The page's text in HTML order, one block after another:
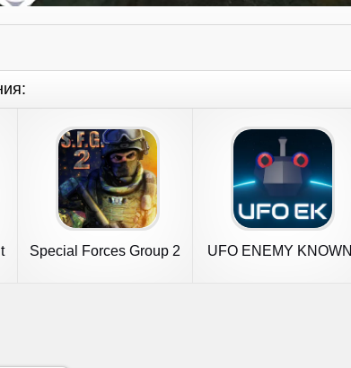
Special Forces Group 2 UFO ENEMY KNOWN